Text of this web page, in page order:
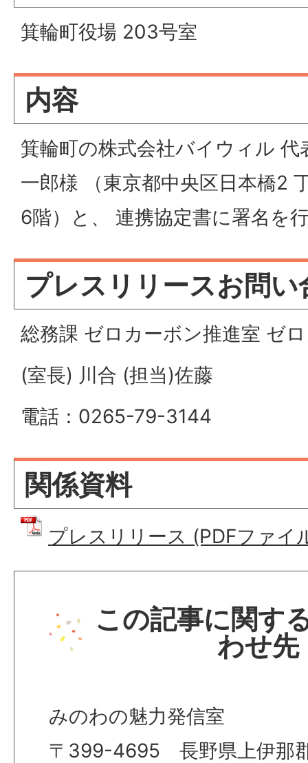
箕輪町役場 203号室
内容
箕輪町の株式会社バイウィル 代
一郎様 （東京都中央区日本橋2
6階）と、 連携協定書に署名を
プレスリリースお問い
総務課 ゼロカーボン推進室 ゼ
(室長) 川合 (担当)佐藤
電話：0265-79-3144
関係資料
プレスリリース (PDFファイ
この記事に関す
わせ先
みのわの魅力発信室
〒399-4695 長野県上伊那